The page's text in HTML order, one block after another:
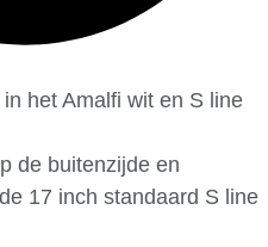
het Amalfi wit en S line
de buitenzijde en
17 inch standaard S line